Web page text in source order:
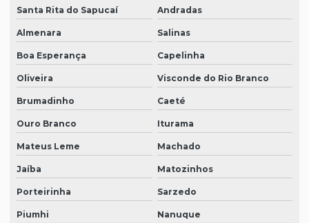
Santa Rita do Sapucaí Andradas
Almenara Salinas
Boa Esperança Capelinha
Oliveira Visconde do Rio Branco
Brumadinho Caeté
Ouro Branco Iturama
Mateus Leme Machado
Jaíba Matozinhos
Porteirinha Sarzedo
Piumhi Nanuque